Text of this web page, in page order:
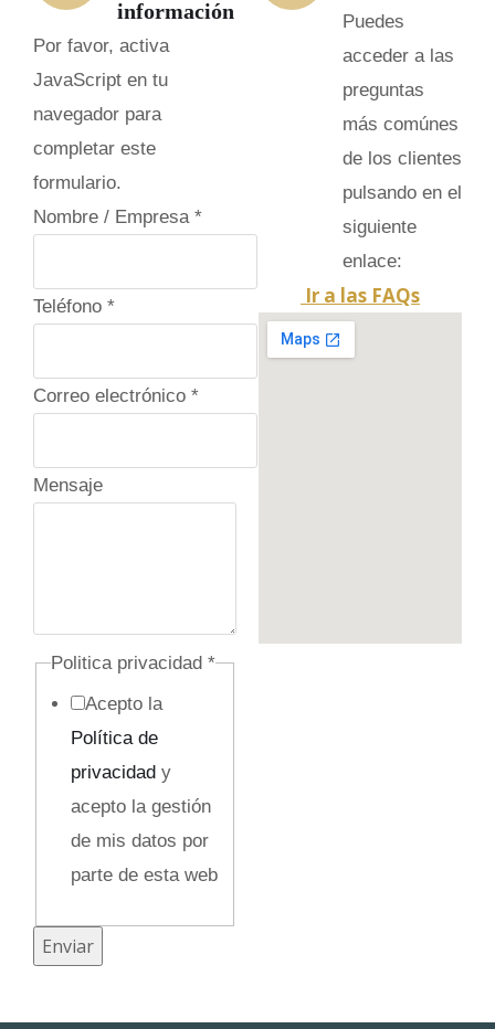
información
Por favor, activa
JavaScript en tu
navegador para
completar este
formulario.
C
r
r
o
P
l
a
Nombre / Empresa *
Teléfono *
Correo electrónico *
Mensaje
Politica privacidad *
Acepto la
Política de
privacidady
acepto la gestión
de mis datos por
parte de esta web
Enviar
Puedes
acceder a las
preguntas
más comúnes
de los clientes
pulsando en el
siguiente
enlace:
Ir a las FAQs